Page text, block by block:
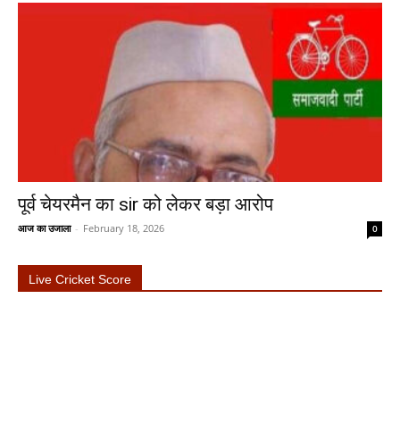
पूर्व चेयरमैन का sir को लेकर बड़ा आरोप
आज का उजाला - February 18, 2026 0
Live Cricket Score